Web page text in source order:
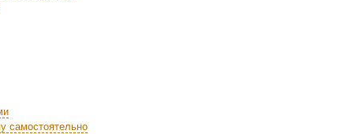
самостоятельно